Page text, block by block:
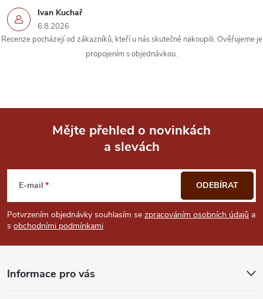
Ivan Kuchař
6.8.2026
Recenze pocházejí od zákazníků, kteří u nás skutečně nakoupili. Ověřujeme je
propojením s objednávkou.
p
a
Mějte přehled o novinkách
a slevách
E-mail
Potvrzením objednávky souhlasím se zpracováním osobních údajů a
s obchodními podmínkami
ODEBÍRAT
Informace pro vás